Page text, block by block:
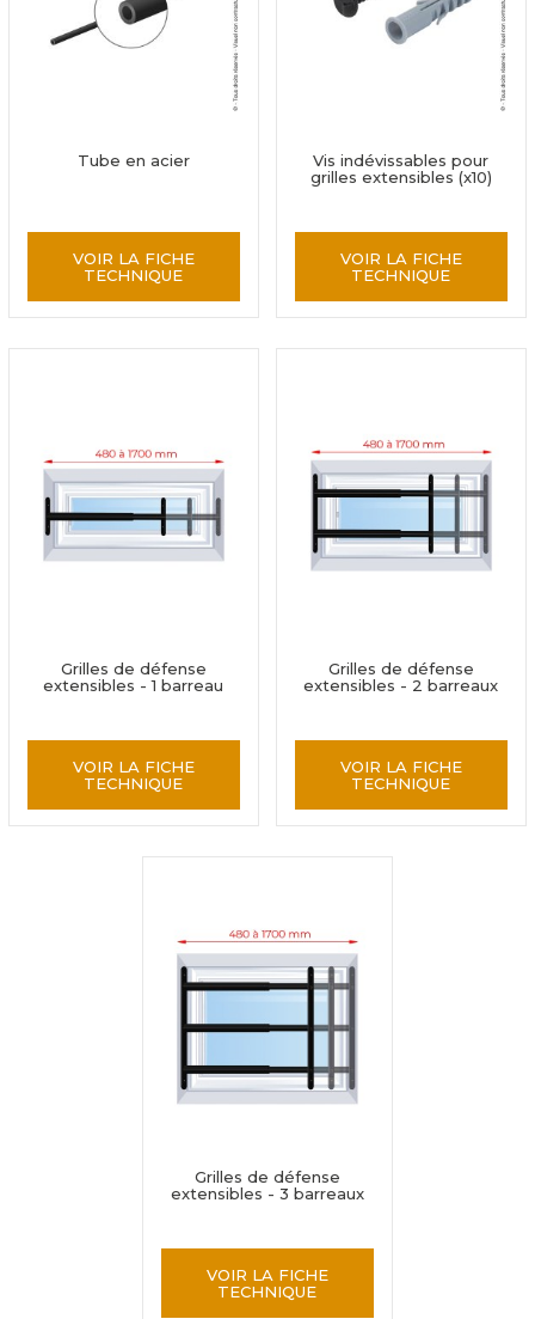
Tube en acier
VOIR LA FICHE
TECHNIQUE
Vis indévissables pour
grilles extensibles (x10)
VOIR LA FICHE
TECHNIQUE
Grilles de défense
extensibles - 1 barreau
VOIR LA FICHE
TECHNIQUE
Grilles de défense
extensibles - 2 barreaux
VOIR LA FICHE
TECHNIQUE
Grilles de défense
extensibles - 3 barreaux
VOIR LA FICHE
TECHNIQUE